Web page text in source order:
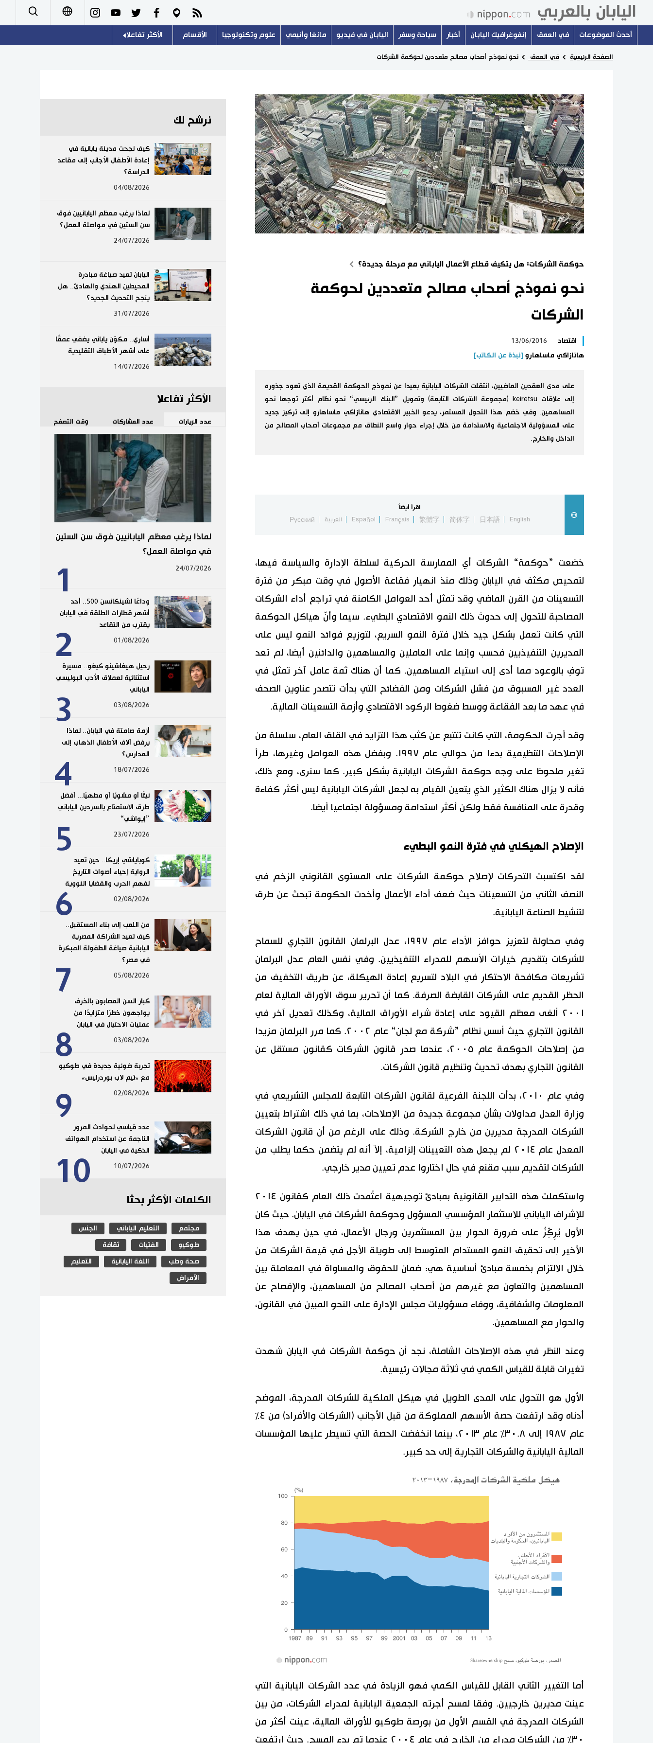
Español
أحدث الموضوعات في العمق إنفوغرافيك اليابان أخبار سياحة وسفر اليابان في فيديو مانغا وأنيمي علوم وتكنولوجيا الأقسام
اقتصاد
لايف ستايل
إعلان
الأكثر تفاعلا
الصفحة الرئيسية في العمق نحو نموذج أصحاب مصالح متعددين لحوكمة الشركات
حوكمة الشركات: هل يتكيف قطاع الأعمال الياباني مع مرحلة جديدة؟
نحو نموذج أصحاب مصالح متعددين لحوكمة
الشركات
اقتصاد
13/06/2016
هانازاكي ماساهارو [نبذة عن الكاتب]
على مدى العقدين الماضيين، انتقلت الشركات اليابانية بعيدا عن نموذج الحوكمة القديمة الذي تعود جذوره
إلى علاقات keiretsu (مجموعة الشركات التابعة) وتمويل ”البنك الرئيسي“ نحو نظام أكثر توجها نحو
المساهمين. وفي خضم هذا التحول المستمر، يدعو الخبير الاقتصادي هانازاكي ماساهارو إلى تركيز جديد
على المسؤولية الاجتماعية والاستدامة من خلال إجراء حوار واسع النطاق مع مجموعات أصحاب المصالح من
الداخل والخارج.
اقرأ أيضاً
English
日本語
简体字
繁體字
Français
Español العربية Русский
خضعت ”حوكمة“ الشركات أي الممارسة الحركية لسلطة الإدارة والسياسة فيها،
لتمحيص مكثف في اليابان وذلك منذ انهيار فقاعة الأصول في وقت مبكر من فترة
التسعينات من القرن الماضي وقد تمثل أحد العوامل الكامنة في تراجع أداء الشركات
المصاحبة للتحول إلى حدوث ذلك النمو الاقتصادي البطيء. سيما وأنّ هياكل الحوكمة
التي كانت تعمل بشكل جيد خلال فترة النمو السريع، لتوزيع فوائد النمو ليس على
المديرين التنفيذيين فحسب وإنما على العاملين والمساهمين والدائنين أيضا، لم تعد
توفِ بالوعود مما أدى إلى استياء المساهمين. كما أن هناك ثمة عامل آخر تمثل في
العدد غير المسبوق من فشل الشركات ومن الفضائح التي بدأت تتصدر عناوين الصحف
في عهد ما بعد الفقاعة ووسط ضغوط الركود الاقتصادي وأزمة التسعينات المالية.
وقد أجرت الحكومة، التي كانت تتتبع عن كثب هذا التزايد في القلق العام، سلسلة من
الإصلاحات التنظيمية بدءا من حوالي عام ١٩٩٧. وبفضل هذه العوامل وغيرها، طرأ
تغير ملحوظ على وجه حوكمة الشركات اليابانية بشكل كبير. كما سنرى، ومع ذلك،
فأنه لا يزال هناك الكثير الذي يتعين القيام به لجعل الشركات اليابانية ليس أكثر كفاءة
وقدرة على المنافسة فقط ولكن أكثر استدامة ومسؤولة اجتماعيا أيضا.
الإصلاح الهيكلي في فترة النمو البطيء
لقد اكتسبت التحركات لإصلاح حوكمة الشركات على المستوى القانوني الزخم في
النصف الثاني من التسعينات حيث ضعف أداء الأعمال وأخدت الحكومة تبحث عن طرق
لتنشيط الصناعة اليابانية.
وفي محاولة لتعزيز حوافز الأداء عام ١٩٩٧، عدل البرلمان القانون التجاري للسماح
للشركات بتقديم خيارات الأسهم للمدراء التنفيذيين. وفي نفس العام عدل البرلمان
تشريعات مكافحة الاحتكار في البلاد لتسريع إعادة الهيكلة، عن طريق التخفيف من
الحظر القديم على الشركات القابضة الصرفة. كما أن تحرير سوق الأوراق المالية لعام
٢٠٠١ ألغى معظم القيود على إعادة شراء الأوراق المالية، وكذلك تعديل آخر في
القانون التجاري حيث أسس نظام ”شركة مع لجان“ عام ٢٠٠٢. كما مرر البرلمان مزيدا
من إصلاحات الحوكمة عام ٢٠٠٥، عندما صدر قانون الشركات كقانون مستقل عن
القانون التجاري بهدف تحديث وتنظيم قانون الشركات.
وفي عام ٢٠١٠، بدأت اللجنة الفرعية لقانون الشركات التابعة للمجلس التشريعي في
وزارة العدل مداولات بشأن مجموعة جديدة من الإصلاحات، بما في ذلك اشتراط بتعيين
الشركات المدرجة مديرين من خارج الشركة. وذلك على الرغم من أن قانون الشركات
المعدل عام ٢٠١٤ لم يجعل هذه التعيينات إلزامية، إلاّ أنه لم يتضمن حكما يطلب من
الشركات لتقديم سبب مقنع في حال اختاروا عدم تعيين مدير خارجي.
واستكملت هذه التدابير القانونية بمبادئ توجيهية اعتُمدت ذلك العام كقانون ٢٠١٤
للإشراف الياباني للاستثمار المؤسسي المسؤول وحوكمة الشركات في اليابان. حيث كان
الأول يُرِكِّزُ على ضرورة الحوار بين المستثمرين ورجال الأعمال، في حين يهدف هذا
الأخير إلى تحقيق النمو المستدام المتوسط إلى طويلة الأجل في قيمة الشركات من
خلال الالتزام بخمسة مبادئ أساسية هي: ضمان للحقوق والمساواة في المعاملة بين
المساهمين والتعاون مع غيرهم من أصحاب المصالح من المساهمين، والإفصاح عن
المعلومات والشفافية، ووفاء مسؤوليات مجلس الإدارة على النحو المبين في القانون،
والحوار مع المساهمين.
وعند النظر في هذه الإصلاحات الشاملة، نجد أن حوكمة الشركات في اليابان شهدت
تغيرات قابلة للقياس الكمي في ثلاثة مجالات رئيسية.
الأول هو التحول على المدى الطويل في هيكل الملكية للشركات المدرجة، الموضح
أدناه وقد ارتفعت حصة الأسهم المملوكة من قبل الأجانب (الشركات والأفراد) من ٤٪
عام ١٩٨٧ إلى ٣٠.٨٪ عام ٢٠١٣، بينما انخفضت الحصة التي تسيطر عليها المؤسسات
المالية اليابانية والشركات التجارية إلى حد كبير.
أما التغيير الثاني القابل للقياس الكمي فهو الزيادة في عدد الشركات اليابانية التي
عينت مديرين خارجيين. وفقا لمسح أجرته الجمعية اليابانية لمدراء الشركات، من بين
الشركات المدرجة في القسم الأول من بورصة طوكيو للأوراق المالية، عينت أكثر من
٣٠٪ من الشركات مدراء من الخارج في عام ٢٠٠٤ عندما تم بدء المسح. حيث ارتفعت
نرشح لك
كيف نجحت مدينة يابانية في
إعادة الأطفال الأجانب إلى مقاعد
الدراسة؟
04/08/2026
لماذا يرغب معظم اليابانيين فوق
سن الستين في مواصلة العمل؟
24/07/2026
اليابان تعيد صياغة مبادرة
المحيطين الهندي والهادئ.. هل
ينجح التحديث الجديد؟
31/07/2026
أساري.. مكوّن ياباني يضفي عمقًا
على أشهر الأطباق التقليدية
14/07/2026
الأكثر تفاعلا
عدد الزيارات عدد المشاركات وقت التصفح
1
لماذا يرغب معظم اليابانيين فوق سن الستين
في مواصلة العمل؟
24/07/2026
2
وداعًا لشينكانسن 500.. أحد
أشهر قطارات الطلقة في اليابان
يقترب من التقاعد
01/08/2026
3
رحيل هيغاشينو كيغو.. مسيرة
استثنائية لعملاق الأدب البوليسي
الياباني
03/08/2026
4
أزمة صامتة في اليابان.. لماذا
يرفض آلاف الأطفال الذهاب إلى
المدارس؟
18/07/2026
5
نيئًا أو مشويًا أو مطهيًا... أفضل
طرق الاستمتاع بالسردين الياباني
”إيواشي“
23/07/2026
6
كوباياشي إريكا.. حين تعيد
الرواية إحياء أصوات التاريخ
لفهم الحرب والقضايا النووية
02/08/2026
7
من اللعب إلى بناء المستقبل..
كيف تعيد الشراكة المصرية
اليابانية صياغة الطفولة المبكرة
في مصر؟
05/08/2026
8
كبار السن المصابون بالخرف
يواجهون خطرًا متزايدًا من
عمليات الاحتيال في اليابان
03/08/2026
9
تجربة ضوئية جديدة في طوكيو
مع «تيم لاب بوردرليس»
02/08/2026
10
عدد قياسي لحوادث المرور
الناجمة عن استخدام الهواتف
الذكية في اليابان
10/07/2026
الكلمات الأكثر بحثا
مجتمع التعليم الياباني الجنس
طوكيو الفتيات ثقافة
صحة وطب اللغة اليابانية التعليم
الأمراض